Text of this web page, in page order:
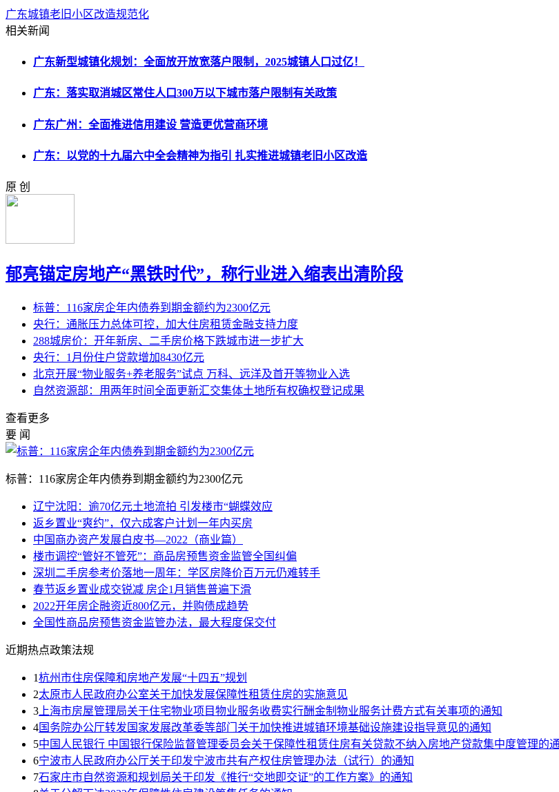
广东城镇老旧小区改造规范化
相关新闻
广东新型城镇化规划：全面放开放宽落户限制，2025城镇人口过亿！
广东：落实取消城区常住人口300万以下城市落户限制有关政策
广东广州：全面推进信用建设 营造更优营商环境
广东：以党的十九届六中全会精神为指引 扎实推进城镇老旧小区改造
原 创
郁亮锚定房地产“黑铁时代”，称行业进入缩表出清阶段
标普：116家房企年内债券到期金额约为2300亿元
央行：通胀压力总体可控，加大住房租赁金融支持力度
288城房价：开年新房、二手房价格下跌城市进一步扩大
央行：1月份住户贷款增加8430亿元
北京开展“物业服务+养老服务”试点 万科、远洋及首开等物业入选
自然资源部：用两年时间全面更新汇交集体土地所有权确权登记成果
查看更多
要 闻
标普：116家房企年内债券到期金额约为2300亿元
辽宁沈阳：逾70亿元土地流拍 引发楼市“蝴蝶效应
返乡置业“爽约”，仅六成客户计划一年内买房
中国商办资产发展白皮书—2022（商业篇）
楼市调控“管好不管死”：商品房预售资金监管全国纠偏
深圳二手房参考价落地一周年：学区房降价百万元仍难转手
春节返乡置业成交锐减 房企1月销售普遍下滑
2022开年房企融资近800亿元，并购债成趋势
全国性商品房预售资金监管办法，最大程度保交付
近期热点政策法规
1杭州市住房保障和房地产发展“十四五”规划
2太原市人民政府办公室关于加快发展保障性租赁住房的实施意见
3 上海市房屋管理局关于住宅物业项目物业服务收费实行酬金制物业服务计费方式有关事项的通知
4国务院办公厅转发国家发展改革委等部门关于加快推进城镇环境基础设施建设指导意见的通知
5中国人民银行 中国银行保险监督管理委员会关于保障性租赁住房有关贷款不纳入房地产贷款集中度管理的
6宁波市人民政府办公厅关于印发宁波市共有产权住房管理办法（试行）的通知
7石家庄市自然资源和规划局关于印发《推行“交地即交证”的工作方案》的通知